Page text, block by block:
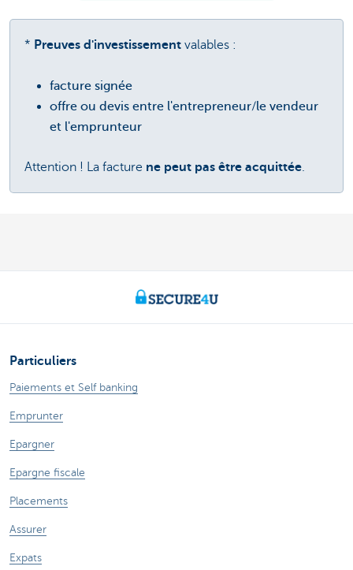
* Preuves d'investissement valables :
facture signée
offre ou devis entre l'entrepreneur/le vendeur
et l'emprunteur
Attention ! La facture ne peut pas être acquittée.
Particuliers
Paiements et Self banking
Emprunter
Epargner
Epargne fiscale
Placements
Assurer
Expats